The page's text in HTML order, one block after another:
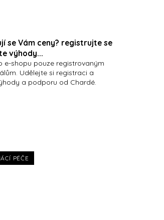
se Vám ceny? registrujte se
výhody...
e-shopu pouze registrovaným
Udělejte si registraci a
a podporu od Chardé.
PÉČE